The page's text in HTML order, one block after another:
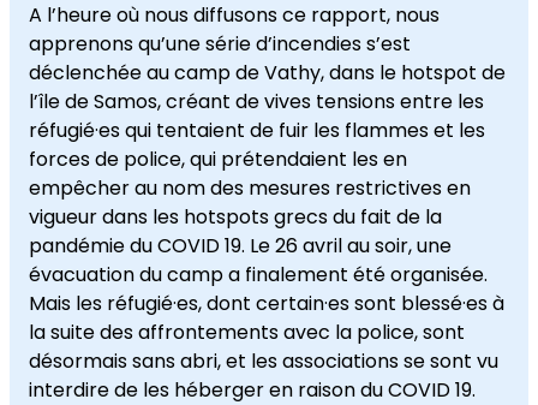
A l’heure où nous diffusons ce rapport, nous
apprenons qu’une série d’incendies s’est
déclenchée au camp de Vathy, dans le hotspot de
l’île de Samos, créant de vives tensions entre les
réfugié·es qui tentaient de fuir les flammes et les
forces de police, qui prétendaient les en
empêcher au nom des mesures restrictives en
vigueur dans les hotspots grecs du fait de la
pandémie du COVID 19. Le 26 avril au soir, une
évacuation du camp a finalement été organisée.
Mais les réfugié·es, dont certain·es sont blessé·es à
la suite des affrontements avec la police, sont
désormais sans abri, et les associations se sont vu
interdire de les héberger en raison du COVID 19.